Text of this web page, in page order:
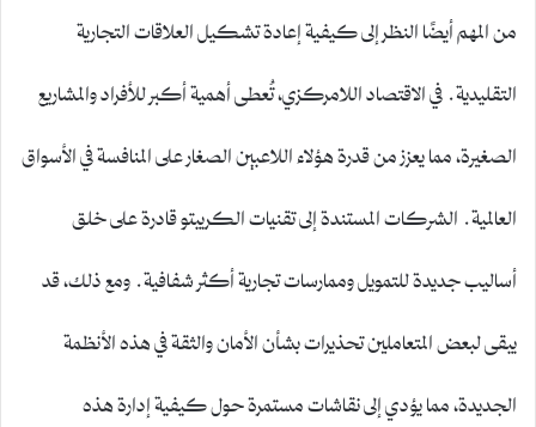
من المهم أيضًا النظر إلى كيفية إعادة تشكيل العلاقات التجارية
التقليدية. في الاقتصاد اللامركزي، تُعطى أهمية أكبر للأفراد والمشاريع
الصغيرة، مما يعزز من قدرة هؤلاء اللاعبين الصغار على المنافسة في الأسواق
العالمية. الشركات المستندة إلى تقنيات الكريبتو قادرة على خلق
أساليب جديدة للتمويل وممارسات تجارية أكثر شفافية. ومع ذلك، قد
يبقى لبعض المتعاملين تحذيرات بشأن الأمان والثقة في هذه الأنظمة
الجديدة، مما يؤدي إلى نقاشات مستمرة حول كيفية إدارة هذه